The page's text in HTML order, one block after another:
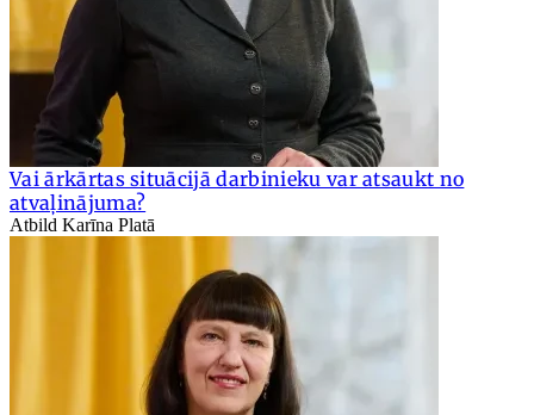
Vai ārkārtas situācijā darbinieku var atsaukt no
atvaļinājuma?
Atbild Karīna Platā